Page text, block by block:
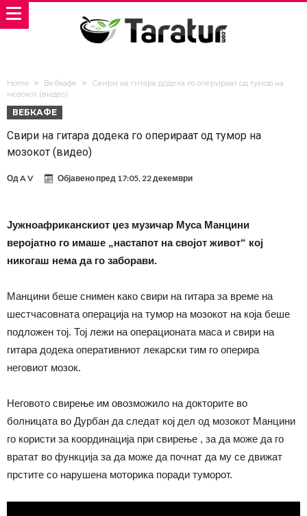
Home Вебкафе
Свири на гитара додека го оперираат од тумор на
мозокот (видео)
ВЕБКАФЕ
Свири на гитара додека го оперираат од тумор на
мозокот (видео)
ОдA V Објавено пред 17:05, 22 декември
Јужноафриканскиот џез музичар Муса Манцини
веројатно го имаше „настапот на својот живот“ кој
никогаш нема да го заборави.
Манцини беше снимен како свири на гитара за време на
шестчасовната операција на тумор на мозокот на која беше
подложен тој. Тој лежи на операционата маса и свири на
гитара додека оперативниот лекарски тим го оперира
неговиот мозок.
Неговото свирење им овозможило на докторите во
болницата во Дурбан да следат кој дел од мозокот Манцини
го користи за координација при свирење , за да може да го
вратат во функција за да може да почнат да му се движат
прстите со нарушена моторика поради туморот.